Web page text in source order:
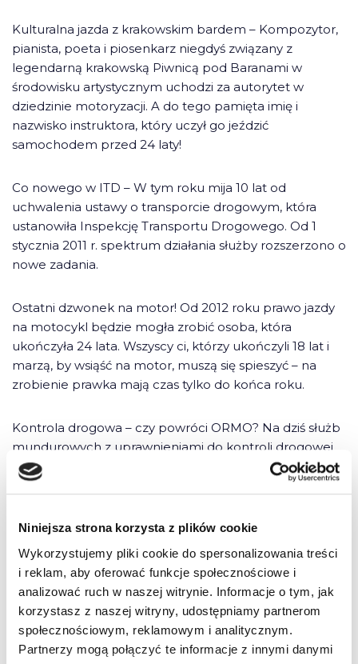
Niniejsza strona korzysta z plików cookie
Wykorzystujemy pliki cookie do spersonalizowania treści
i reklam, aby oferować funkcje społecznościowe i
analizować ruch w naszej witrynie. Informacje o tym, jak
korzystasz z naszej witryny, udostępniamy partnerom
społecznościowym, reklamowym i analitycznym.
Partnerzy mogą połączyć te informacje z innymi danymi
Kulturalna jazda z krakowskim bardem – Kompozytor,
pianista, poeta i piosenkarz niegdyś związany z
legendarną krakowską Piwnicą pod Baranami w
środowisku artystycznym uchodzi za autorytet w
dziedzinie motoryzacji. A do tego pamięta imię i
nazwisko instruktora, który uczył go jeździć
samochodem przed 24 laty!
Co nowego w ITD – W tym roku mija 10 lat od
uchwalenia ustawy o transporcie drogowym, która
ustanowiła Inspekcję Transportu Drogowego. Od 1
stycznia 2011 r. spektrum działania służby rozszerzono o
nowe zadania.
Ostatni dzwonek na motor! Od 2012 roku prawo jazdy
na motocykl będzie mogła zrobić osoba, która
ukończyła 24 lata. Wszyscy ci, którzy ukończyli 18 lat i
marzą, by wsiąść na motor, muszą się spieszyć – na
zrobienie prawka mają czas tylko do końca roku.
Kontrola drogowa – czy powróci ORMO? Na dziś służb
mundurowych z uprawnieniami do kontroli drogowej
jest siedem – ale nikt nie czuje się bezpieczny na
drodze – nie tylko ze względu na stan dróg, ale i coraz
6 komentarzy do “Kwietniowa „Szkoła
Jazdy”. Zamów już dziś!”